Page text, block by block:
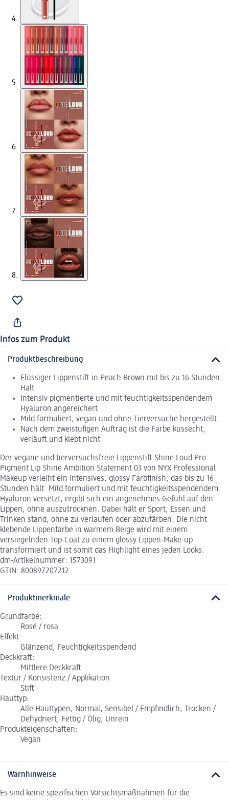
Infos zum Produkt
Produktbeschreibung
Flüssiger Lippenstift in Peach Brown mit bis zu 16 Stunden
Halt
Intensiv pigmentierte und mit feuchtigkeitsspendendem
Hyaluron angereichert
Mild formuliert, vegan und ohne Tierversuche hergestellt
Nach dem zweistufigen Auftrag ist die Farbe kussecht,
verläuft und klebt nicht
Der vegane und tierversuchsfreie Lippenstift Shine Loud Pro
Pigment Lip Shine Ambition Statement 03 von NYX Professional
Makeup verleiht ein intensives, glossy Farbfinish, das bis zu 16
Stunden hält. Mild formuliert und mit feuchtigkeitsspendendem
Hyaluron versetzt, ergibt sich ein angenehmes Gefühl auf den
Lippen, ohne auszutrocknen. Dabei hält er Sport, Essen und
Trinken stand, ohne zu verlaufen oder abzufärben. Die nicht
klebende Lippenfarbe in warmem Beige wird mit einem
versiegelnden Top-Coat zu einem glossy Lippen-Make-up
transformiert und ist somit das Highlight eines jeden Looks.
dm-Artikelnummer: 1573091
GTIN: 800897207212
Produktmerkmale
Grundfarbe:
Rosé / rosa
Effekt:
Glänzend, Feuchtigkeitsspendend
Deckkraft:
Mittlere Deckkraft
Textur / Konsistenz / Applikation:
Stift
Hauttyp:
Alle Hauttypen, Normal, Sensibel / Empfindlich, Trocken /
Dehydriert, Fettig / Ölig, Unrein
Produkteigenschaften:
Vegan
Warnhinweise
Es sind keine spezifischen Vorsichtsmaßnahmen für die